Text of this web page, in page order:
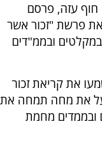
חוף עזה, פרסם
פרשת "זכור אשר
ובממ"דים
את קריאת זכור
את מחה תמחה את
ובממדים מחמת